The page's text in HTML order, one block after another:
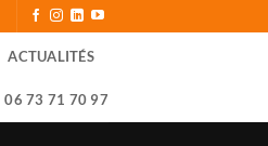
ACTUALITÉS
06 73 71 70 97